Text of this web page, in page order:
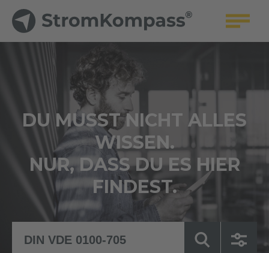
DU MUSST NICHT ALLES
WISSEN.
NUR, DASS DU ES HIER
FINDEST.